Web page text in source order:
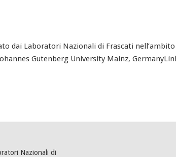
dai Laboratori Nazionali di Frascati
Gutenberg University Mainz,
Nazionali di